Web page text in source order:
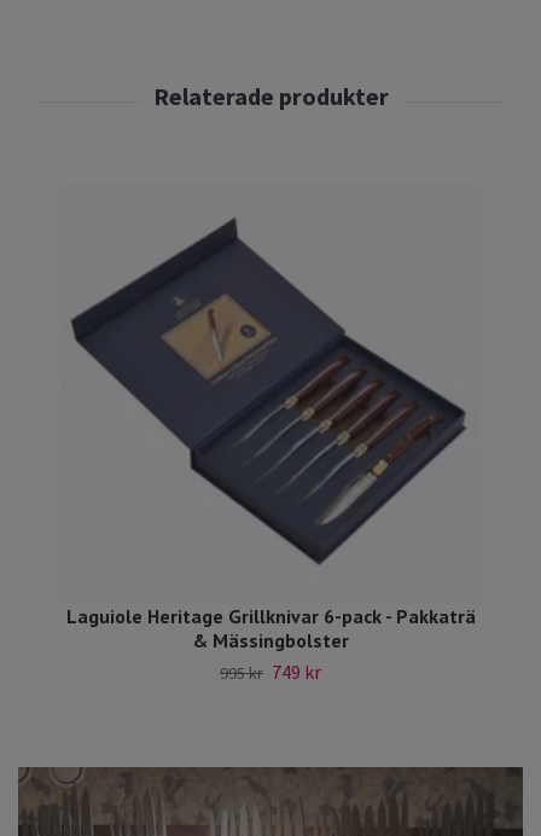
Laguiole Heritage Grillknivar 6-pack - Pakkaträ
& Mässingbolster
995 kr 749 kr